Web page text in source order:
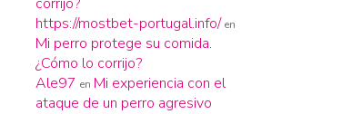
https://mostbet-portugal.info/ en
Mi perro protege su comida.
¿Cómo lo corrijo?
Ale97 en Mi experiencia con el
ataque de un perro agresivo